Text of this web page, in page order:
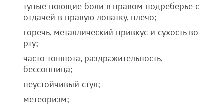
тупые ноющие боли в правом подреберье с
отдачей в правую лопатку, плечо;
горечь, металлический привкус и сухость во
рту;
часто тошнота, раздражительность,
бессонница;
неустойчивый стул;
метеоризм;